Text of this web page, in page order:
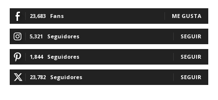
23,683 Fans ME GUSTA
5,321 Seguidores SEGUIR
1,844 Seguidores SEGUIR
23,782 Seguidores SEGUIR